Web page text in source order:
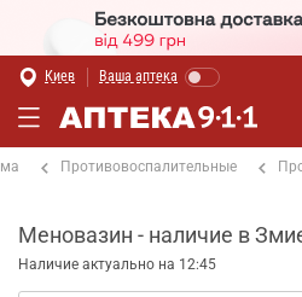
Киев Ваша аптека
Противовоспалительные
Меновазин - наличие в
Наличие актуально на 12:45